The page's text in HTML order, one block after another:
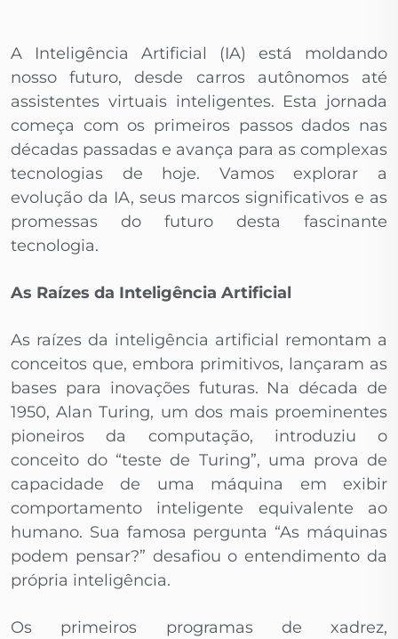
A Inteligência Artificial (IA) está moldando
nosso futuro, desde carros autônomos até
assistentes virtuais inteligentes. Esta jornada
começa com os primeiros passos dados nas
décadas passadas e avança para as complexas
tecnologias de hoje. Vamos explorar a
evolução da IA, seus marcos significativos e as
promessas do futuro desta fascinante
tecnologia.
As Raízes da Inteligência Artificial
As raízes da inteligência artificial remontam a
conceitos que, embora primitivos, lançaram as
bases para inovações futuras. Na década de
1950, Alan Turing, um dos mais proeminentes
pioneiros da computação, introduziu o
conceito do “teste de Turing”, uma prova de
capacidade de uma máquina em exibir
comportamento inteligente equivalente ao
humano. Sua famosa pergunta “As máquinas
podem pensar?” desafiou o entendimento da
própria inteligência.
Os primeiros programas de xadrez,